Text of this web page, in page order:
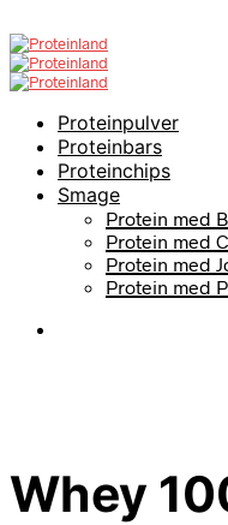
Proteinpulver
Proteinbars
Proteinchips
Smage
Protein med
Protein med
Protein med
Protein med
Whey